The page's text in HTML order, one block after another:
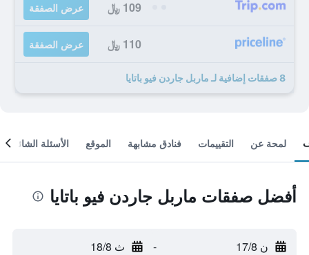
109 ﷼ عرض الصفقة
110 ﷼ عرض الصفقة
8 صفقات إضافية لـ ماربل جاردن فيو باتايا
لمحة عن التقييمات فنادق مشابهة الموقع الأسئلة الشائعة
أفضل صفقات ماربل جاردن فيو باتايا
ن 17/8 - ث 18/8